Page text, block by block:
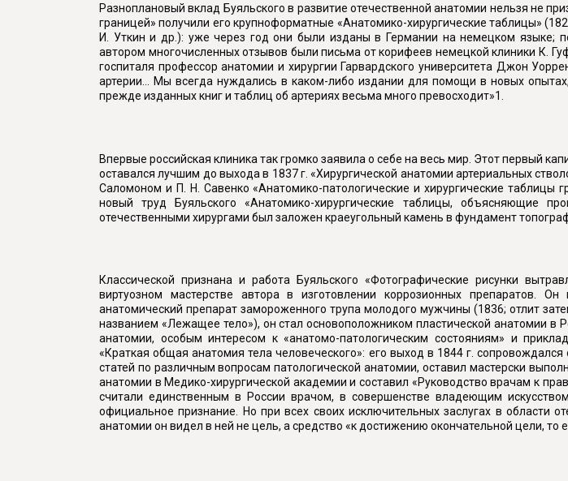
Разноплановый вклад Буяльского в развитие отечественной анатомии нельзя не
границей» получили его крупноформатные «Анатомико-хирургические таблицы»
И. Уткин и др.): уже через год они были изданы в Германии на немецком языке;
автором многочисленных отзывов были письма от корифеев немецкой клиники К.
госпиталя профессор анатомии и хирургии Гарвардского университета Джон
артерии... Мы всегда нуждались в каком-либо издании для помощи в новых
прежде изданных книг и таблиц об артериях весьма много превосходит»1.
Впервые российская клиника так громко заявила о себе на весь мир. Этот первый
оставался лучшим до выхода в 1837 г. «Хирургической анатомии артериальных
Саломоном и П. Н. Савенко «Анатомико-патологические и хирургические
новый труд Буяльского «Анатомико-хирургические таблицы, объясняющие
отечественными хирургами был заложен краеугольный камень в фундамент
Классической признана и работа Буяльского «Фотографические рисунки
виртуозном мастерстве автора в изготовлении коррозионных препаратов.
анатомический препарат замороженного трупа молодого мужчины (1836; отлит
названием «Лежащее тело»), он стал основоположником пластической анатомии
анатомии, особым интересом к «анатомо-патологическим состояниям» и
«Краткая общая анатомия тела человеческого»: его выход в 1844 г.
статей по различным вопросам патологической анатомии, оставил мастерски
анатомии в Медико-хирургической академии и составил «Руководство врачам к
считали единственным в России врачом, в совершенстве владеющим
официальное признание. Но при всех своих исключительных заслугах в области
анатомии он видел в ней не цель, а средство «к достижению окончательной цели, то